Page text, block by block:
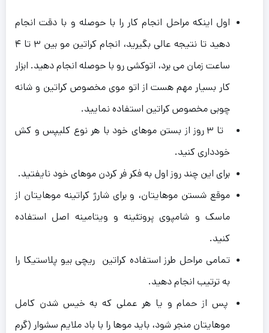
اول اینکه مراحل انجام کار را با حوصله و با دقت انجام
دهید تا نتیجه عالی بگیرید، انجام کراتین مو بین ٣ تا ۴
ساعت زمان می برد، اتوکشی رو با حوصله انجام دهید. ابزار
کار بسیار مهم هست از اتو موی مخصوص کراتین و شانه
چوبی مخصوص کراتین استفاده نمایید.
تا ۳ روز از بستن موهای خود با هر نوع کلیپس و کش
خودداری کنید.
برای این چند روز اول به فکر فر کردن موهای خود نایفتید.
موقع شستن موهایتان، و برای شارژ کراتینه موهایتان از
ماسک و شامپوی پروتئینه و ویتامینه اصل استفاده
کنید.
تمامی مراحل طرز استفاده کراتین ریچی بیو پلاستیکا را
به ترتیب انجام دهید.
پس از حمام و یا هر عملی که به خیس شدن کامل
موهایتان منجر شود، باید موها را با باد ملایم سشوار (گرم